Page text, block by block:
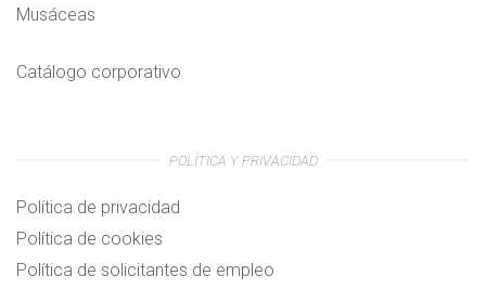
Musáceas
Catálogo corporativo
POLÍTICA Y PRIVACIDAD
Política de privacidad
Política de cookies
Política de solicitantes de empleo